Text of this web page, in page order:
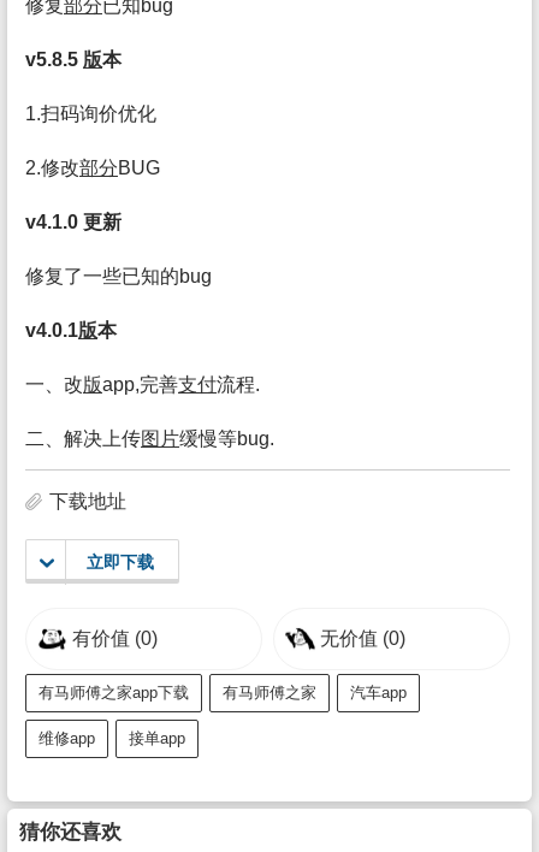
修复部分已知bug
v5.8.5 版本
1.扫码询价优化
2.修改部分BUG
v4.1.0 更新
修复了一些已知的bug
v4.0.1版本
一、改版app,完善支付流程.
二、解决上传图片缓慢等bug.
下载地址
立即下载
有价值 (0) 无价值 (0)
有马师傅之家app下载 有马师傅之家 汽车app
维修app 接单app
猜你还喜欢